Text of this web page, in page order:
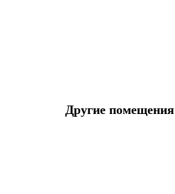
Другие помещения